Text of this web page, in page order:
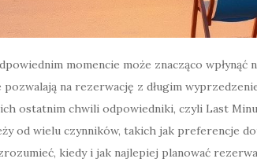
momencie może znacząco wpłynąć
na rezerwację z długim
ostatnim chwili odpowiedniki, czyli Last
od wielu czynników, takich jak preferencje
kiedy i jak najlepiej planować